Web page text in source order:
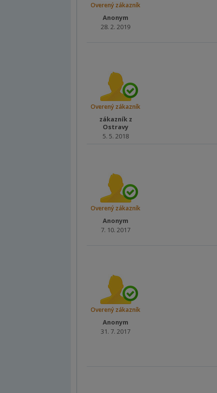
Overený zákazník
Anonym
28. 2. 2019
Overený zákazník
zákazník z
Ostravy
5. 5. 2018
Overený zákazník
Anonym
7. 10. 2017
Overený zákazník
Anonym
31. 7. 2017